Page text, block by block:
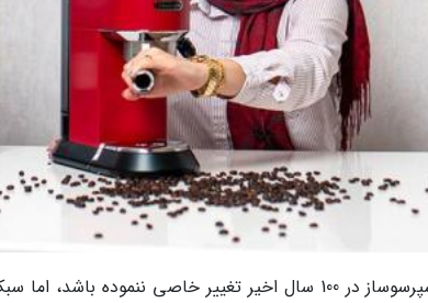
شاید عملکرد دستگاه های اسپرسوساز در 100 سال اخیر تغییر